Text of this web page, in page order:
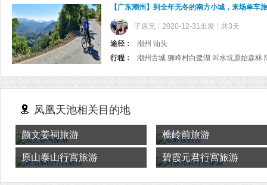
【广东潮州】到全年无冬的南方小城，来场单车
子原兄 2020-12-31出发 共3天
途径：
潮州 汕头
行程：
凤凰天池相关目的地
颜文姜祠旅游 樵岭前旅游
原山泰山行宫旅游 碧霞元君行宫旅游